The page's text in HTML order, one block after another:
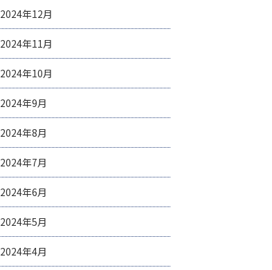
2024年12月
2024年11月
2024年10月
2024年9月
2024年8月
2024年7月
2024年6月
2024年5月
2024年4月